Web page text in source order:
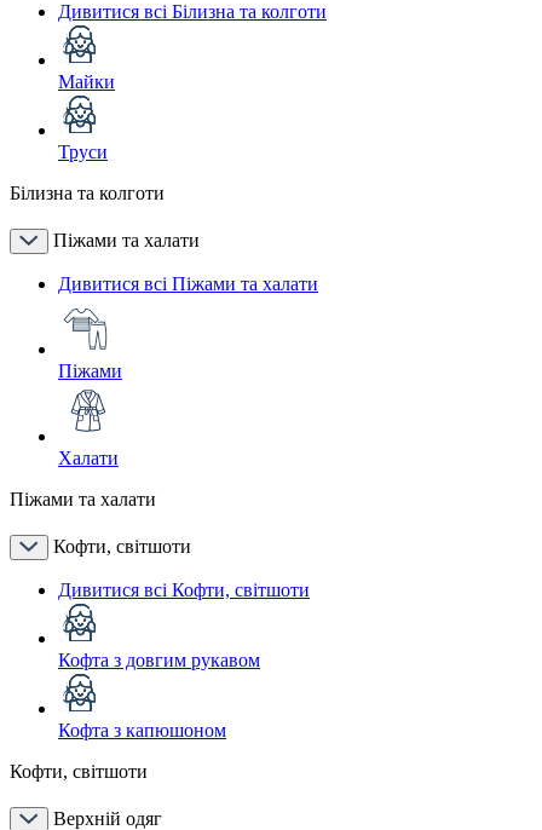
Дивитися всі Білизна та колготи
Майки
Труси
Білизна та колготи
Піжами та халати
Дивитися всі Піжами та халати
Піжами
Халати
Піжами та халати
Кофти, світшоти
Дивитися всі Кофти, світшоти
Кофта з довгим рукавом
Кофта з капюшоном
Кофти, світшоти
Верхній одяг